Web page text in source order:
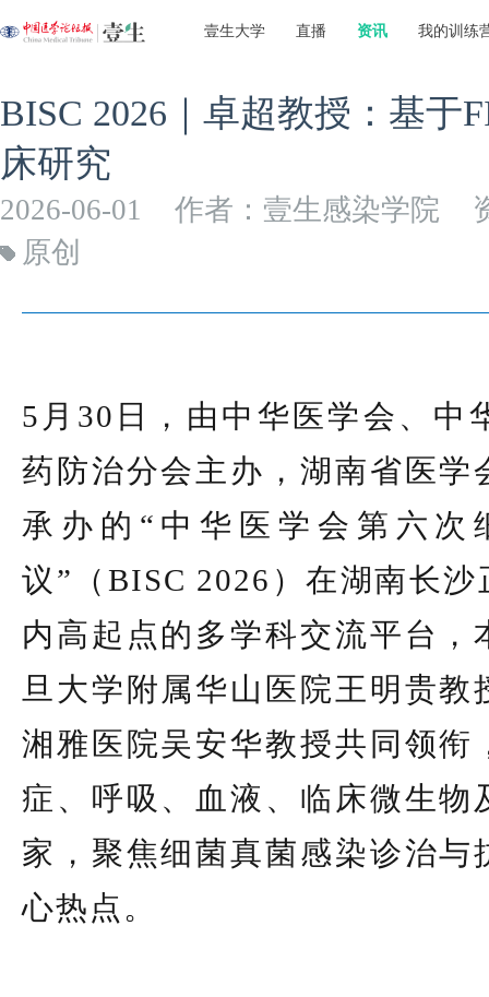
壹生大学 直播 资讯 我的训练
BISC 2026｜卓超教授：基于
床研究
2026-06-01 作者：壹生感染学院
原创
5月30日，由中华医学会、中
药防治分会主办，湖南省医学
承办的“中华医学会第六次
议”（BISC 2026）在湖南长
内高起点的多学科交流平台，
旦大学附属华山医院王明贵教
湘雅医院吴安华教授共同领衔
症、呼吸、血液、临床微生物
家，聚焦细菌真菌感染诊治与
心热点。